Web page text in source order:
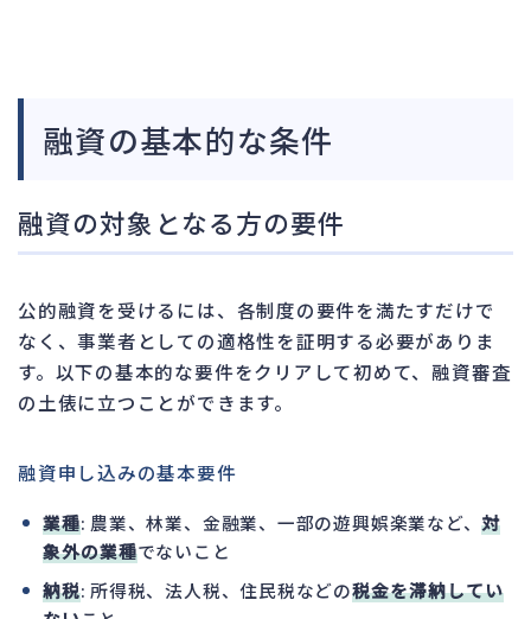
融資の基本的な条件
融資の対象となる方の要件
公的融資を受けるには、各制度の要件を満たすだけで
なく、事業者としての適格性を証明する必要がありま
す。以下の基本的な要件をクリアして初めて、融資審査
の土俵に立つことができます。
融資申し込みの基本要件
業種: 農業、林業、金融業、一部の遊興娯楽業など、対
象外の業種でないこと
納税: 所得税、法人税、住民税などの税金を滞納してい